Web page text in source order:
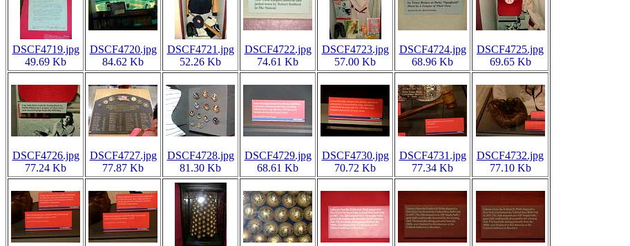
DSCF4719.jpg
49.69 Kb
DSCF4720.jpg
84.62 Kb
DSCF4721.jpg
52.26 Kb
DSCF4722.jpg
74.61 Kb
DSCF4723.jpg
57.00 Kb
DSCF4724.jpg
68.96 Kb
DSCF4725.jpg
69.65 Kb
DSCF4726.jpg
77.24 Kb
DSCF4727.jpg
77.87 Kb
DSCF4728.jpg
81.30 Kb
DSCF4729.jpg
68.61 Kb
DSCF4730.jpg
70.72 Kb
DSCF4731.jpg
77.34 Kb
DSCF4732.jpg
77.10 Kb